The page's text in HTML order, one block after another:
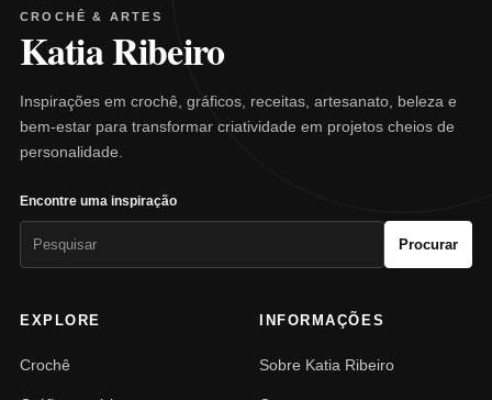
CROCHÊ & ARTES
Katia Ribeiro
Inspirações em crochê, gráficos, receitas, artesanato, beleza e
bem-estar para transformar criatividade em projetos cheios de
personalidade.
Encontre uma inspiração
Procurar
EXPLORE
Crochê
INFORMAÇÕES
Sobre Katia Ribeiro